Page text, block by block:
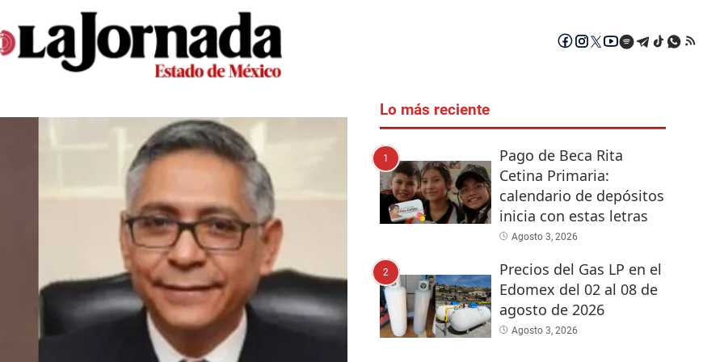
Lo más reciente
1
Pago de Beca Rita
Cetina Primaria:
calendario de depósitos
inicia con estas letras
Agosto 3, 2026
2
Precios del Gas LP en el
Edomex del 02 al 08 de
agosto de 2026
Agosto 3, 2026